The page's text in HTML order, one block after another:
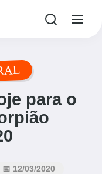
para o
📅 12/03/2020